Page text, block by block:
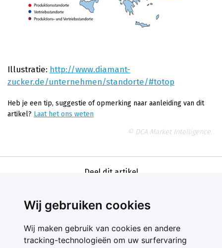
Wij gebruiken cookies
Wij maken gebruik van cookies en andere
tracking-technologieën om uw surfervaring
Illustratie: http://www.diamant-
zucker.de/unternehmen/standorte/#totop
Heb je een tip, suggestie of opmerking naar aanleiding van dit
artikel? Laat het ons weten
© DCA Market Intelligence.
Deel dit artikel